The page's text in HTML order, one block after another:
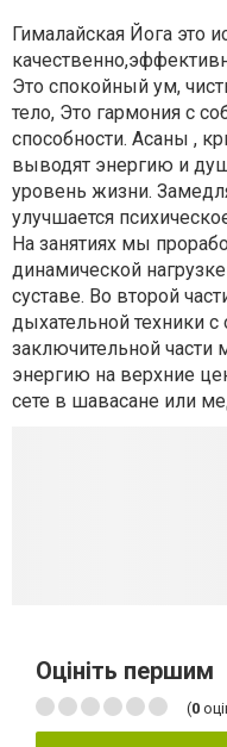
Гималайская Йога это
Это спокойный ум,
тело, Это гармония с
способности. Асаны ,
выводят энергию и
уровень жизни.
улучшается
На занятиях мы
динамической
суставе. Во второй
дыхательной техники
заключительной
энергию на верхние
сете в шавасане или
Оцініть першим
(0